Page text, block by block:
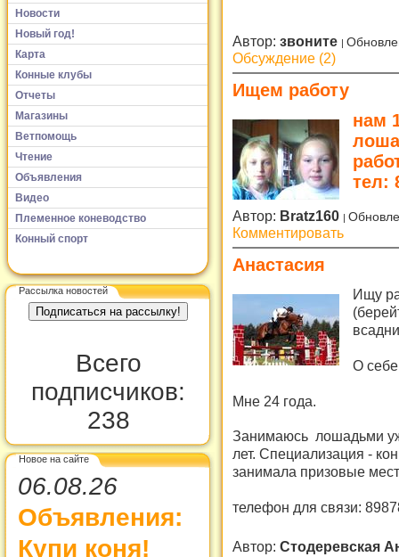
Новости
Новый год!
Карта
Конные клубы
Отчеты
Магазины
Ветпомощь
Чтение
Объявления
Видео
Племенное коневодство
Конный спорт
Рассылка новостей
Всего
подписчиков:
238
Новое на сайте
06.08.26
Объявления:
Купи коня!
Автор: звоните
Обсуждение (2)
Ищем работу
нам
тел:
Автор: Bratz160
Комментировать
Анастасия
Ищу
О
Мне 24 года.
Занимаюсь лошадьми
лет. Специализация -
занимала призовые
телефон для связи:
Автор: Стодеревская